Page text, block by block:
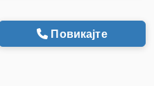
Повикајте